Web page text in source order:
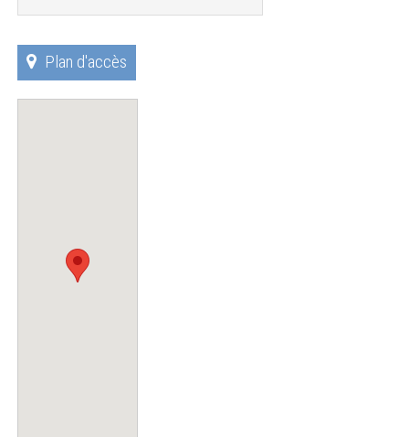
Plan d'accès